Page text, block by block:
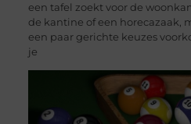
een tafel zoekt voor de
de kantine of een horecazaak,
een paar gerichte keuzes
je